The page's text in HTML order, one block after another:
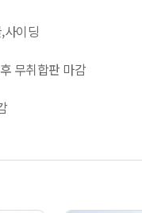
이딩
무취합판 마감